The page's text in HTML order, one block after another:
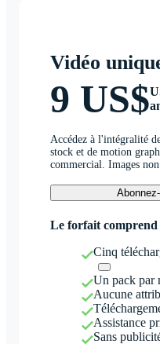
Vidéo
9 US$
Accédez à l'intégralité
stock et de motion
commercial. Images
Le forfait comprend
Cinq
Un pack par
Aucune
Assistance
Sans